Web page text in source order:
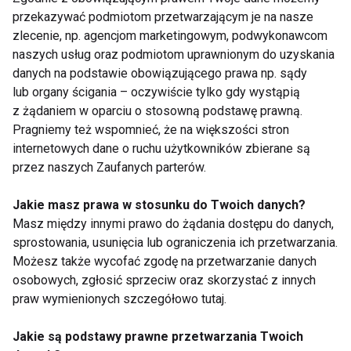
znalezieniem czasu na dłuższe treningi czy
medytację – 11 minut może być Twoim początkiem
zmiany. W świecie nadmiaru bodźców i presji
produktywności, ta metoda przypomina, że czasem
mniej znaczy więcej
AKTUALNOŚCI ĆWICZENIA
Aktualności
przekazywać podmiotom przetwarzającym je na nasze
zlecenie, np. agencjom marketingowym, podwykonawcom
naszych usług oraz podmiotom uprawnionym do uzyskania
danych na podstawie obowiązującego prawa np. sądy
lub organy ścigania – oczywiście tylko gdy wystąpią
z żądaniem w oparciu o stosowną podstawę prawną.
Pragniemy też wspomnieć, że na większości stron
internetowych dane o ruchu użytkowników zbierane są
przez naszych Zaufanych parterów.
Jakie masz prawa w stosunku do Twoich danych?
Masz między innymi prawo do żądania dostępu do danych,
sprostowania, usunięcia lub ograniczenia ich przetwarzania.
Możesz także wycofać zgodę na przetwarzanie danych
osobowych, zgłosić sprzeciw oraz skorzystać z innych
praw wymienionych szczegółowo tutaj.
Jakie są podstawy prawne przetwarzania Twoich